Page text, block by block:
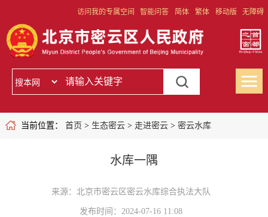
访问我的专属空间 智能问答 简体 繁体 移动版 无障碍
当前位置： 首页 > 生态密云> 走进密云> 密云水库
水库一隅
来源：北京市密云区密云水库综合执法大队
发布时间：2024-07-16 11:08